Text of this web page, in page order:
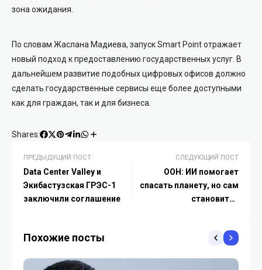
зона ожидания.
По словам Жаслана Мадиева, запуск Smart Point отражает
новый подход к предоставлению государственных услуг. В
дальнейшем развитие подобных цифровых офисов должно
сделать государственные сервисы еще более доступными
как для граждан, так и для бизнеса.
Shares:
ПРЕДЫДУЩИЙ ПОСТ
Data Center Valley и
Экибастузская ГРЭС-1
заключили соглашение
СЛЕДУЮЩИЙ ПОСТ
ООН: ИИ помогает
спасать планету, но сам
становится
Похожие посты